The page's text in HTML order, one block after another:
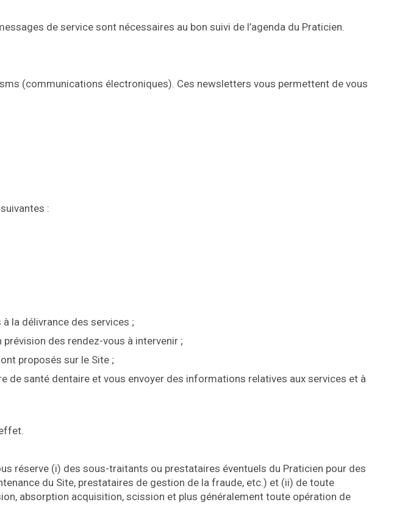
de service sont nécessaires au bon suivi de l’agenda du Praticien.
(communications électroniques). Ces newsletters vous permettent de vous
:
la délivrance des services ;
des rendez-vous à intervenir ;
proposés sur le Site ;
de santé dentaire et vous envoyer des informations relatives aux services et à
réserve (i) des sous-traitants ou prestataires éventuels du Praticien pour des
du Site, prestataires de gestion de la fraude, etc.) et (ii) de toute
absorption acquisition, scission et plus généralement toute opération de